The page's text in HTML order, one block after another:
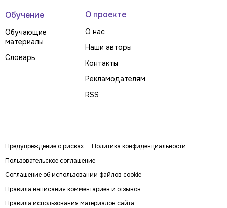
Обучение
Обучающие
материалы
Словарь
О проекте
О нас
Наши авторы
Контакты
Рекламодателям
RSS
Предупреждение о рисках
Политика конфиденциальности
Пользовательское соглашение
Соглашение об использовании файлов cookie
Правила написания комментариев и отзывов
Правила использования материалов сайта